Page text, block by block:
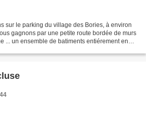
sur le parking du village des Bories, à environ
gagnons par une petite route bordée de murs
... un ensemble de batiments entiérement en